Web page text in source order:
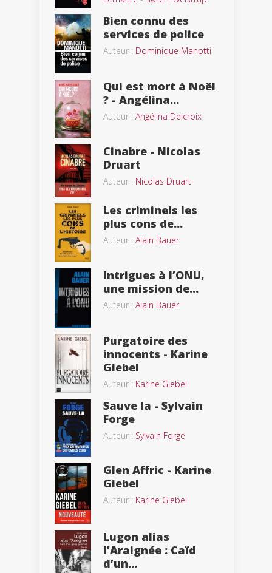
Bien connu des
services de police
Auteur : Dominique Manotti
Qui est mort à Noël
? - Angélina...
Auteur : Angélina Delcroix
Cinabre - Nicolas
Druart
Auteur : Nicolas Druart
Les criminels les
plus cons de...
Auteur : Alain Bauer
Intrigues à l’ONU,
une mission de...
Auteur : Alain Bauer
Purgatoire des
innocents - Karine
Giebel
Auteur : Karine Giebel
Sauve la - Sylvain
Forge
Auteur : Sylvain Forge
Glen Affric - Karine
Giebel
Auteur : Karine Giebel
Lugon alias
l’Araignée : Caïd
d’un...